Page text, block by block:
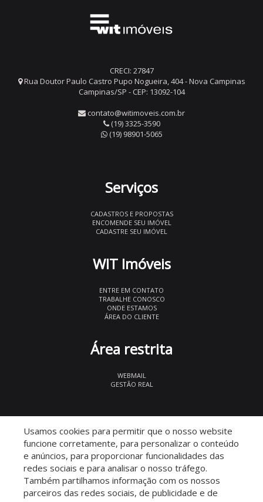
CRECI: 27847
Rua Doutor Paulo Castro Pupo Nogueira, 404 - Nova Campinas
Campinas/SP - CEP: 13092-104
contato@witimoveis.com.br
(19) 3325-3590
(19) 98901-5065
Serviços
CADASTROS E PROPOSTAS
ENCOMENDE SEU IMÓVEL
CADASTRE SEU IMÓVEL
WIT Imóveis
ENTRE EM CONTATO
TRABALHE CONOSCO
ONDE ESTAMOS
ÁREA DO CLIENTE
Área restrita
WEBMAIL
GESTÃO REAL
Usamos cookies para permitir que o nosso website
funcione corretamente, para personalizar o conteúdo
e anúncios, para proporcionar funcionalidades das
redes sociais e para analisar o nosso tráfego.
Também partilhamos informação com os nossos
parceiros das redes sociais, de publicidade e de